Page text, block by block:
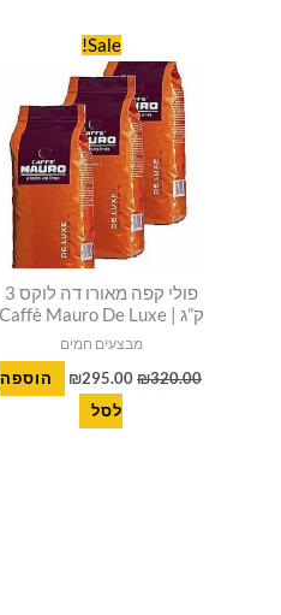
Sale!
פולי קפה מאורו דה לוקס 3
ק”ג | Caffè Mauro De Luxe
מבצעים חמים
₪320.00
המחיר
המקורי
היה:
₪320.00.
₪295.00
הוא:
₪295.00.
הוספה
לסל